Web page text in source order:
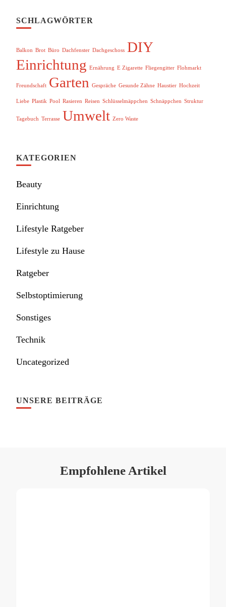
SCHLAGWÖRTER
Balkon Brot Büro Dachfenster Dachgeschoss DIY
Einrichtung Ernährung E Zigarette Fliegengitter Flohmarkt
Freundschaft Garten Gespräche Gesunde Zähne Haustier Hochzeit
Liebe Plastik Pool Rasieren Reisen Schlüsselmäppchen Schnäppchen Struktur
Tagebuch Terrasse Umwelt Zero Waste
KATEGORIEN
Beauty
Einrichtung
Lifestyle Ratgeber
Lifestyle zu Hause
Ratgeber
Selbstoptimierung
Sonstiges
Technik
Uncategorized
UNSERE BEITRÄGE
Empfohlene Artikel